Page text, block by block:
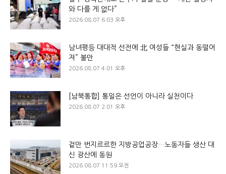
와 다를 게 없다”
2026.08.07 6:03 오후
남녀평등 대대적 선전에 北 여성들 “현실과 동떨어
져” 불만
2026.08.07 4:01 오후
[남북통합] 통일은 선언이 아니라 실천이다
2026.08.07 2:01 오후
겉만 번지르르한 지방공업공장…노동자들 생산 대
신 광산에 동원
2026.08.07 11:59 오전